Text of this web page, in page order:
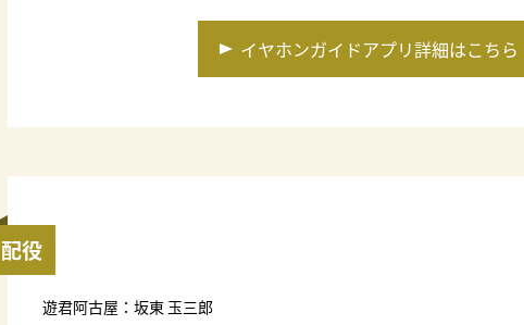
イヤホンガイドアプリ詳細はこちら
配役
遊君阿古屋：坂東 玉三郎